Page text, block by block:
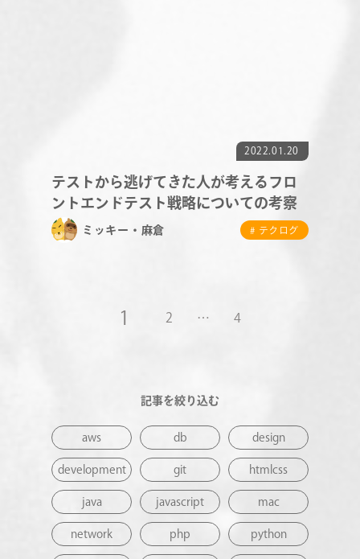
2022.01.20
テストから逃げてきた人が考えるフロ
ントエンドテスト戦略についての考察
ミッキー・麻倉 # テクログ
1 2 … 4
記事を絞り込む
aws db design
development git htmlcss
java javascript mac
network php python